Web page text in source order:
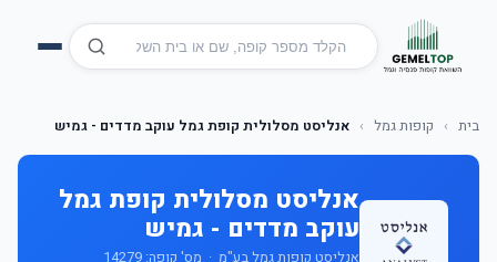
בית › קופות גמל › אנליסט מסלולית קופת גמל עוקב מדדים - גמיש
אנליסט מסלולית קופת גמל
עוקב מדדים - גמיש
אנליסט קופות גמל בע"מ · מס' קופה: 14279